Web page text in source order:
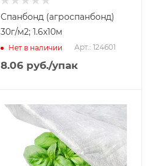
Спанбонд (агроспанбонд)
30г/м2; 1.6х10м
Нет в наличии Арт.: 124601
8.06 руб./упак